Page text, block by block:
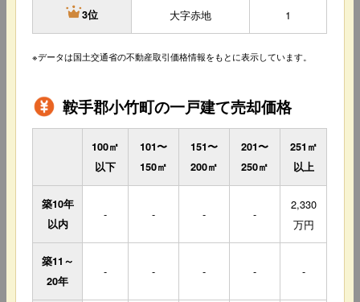
3位 大字赤地 1
※データは国土交通省の不動産取引価格情報をもとに表示しています。
鞍手郡小竹町の一戸建て売却価格
100㎡
以下
101〜
150㎡
151〜
200㎡
201〜
250㎡
251㎡
以上
築10年
以内
- - - -
2,330
万円
築11～
20年
- - - - -